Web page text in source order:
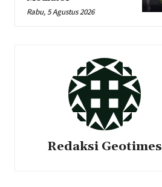
Rabu, 5 Agustus 2026
Redaksi Geotimes